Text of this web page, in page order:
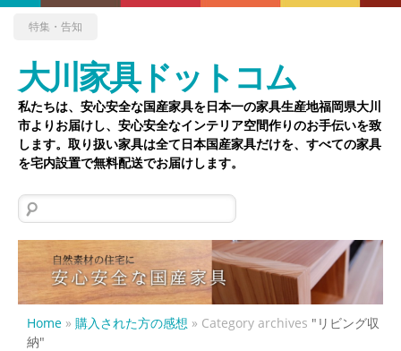
特集・告知
大川家具ドットコム
私たちは、安心安全な国産家具を日本一の家具生産地福岡県大川
市よりお届けし、安心安全なインテリア空間作りのお手伝いを致
します。取り扱い家具は全て日本国産家具だけを、すべての家具
を宅内設置で無料配送でお届けします。
検
索:
Home » 購入された方の感想 » Category archives "リビング収
納"